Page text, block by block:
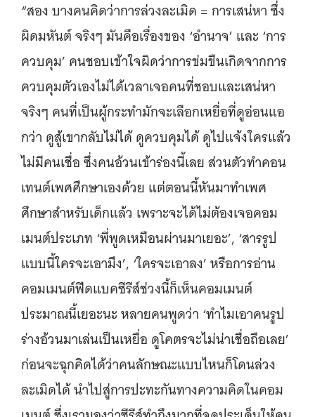
“สอง บางคนคิดว่าการล่วงละเมิด = การเสน่หา ซึ่ง
ผิดมหันต์ จริงๆ มันคือเรื่องของ ‘อำนาจ’ และ ‘การ
ควบคุม’ คนชอบเข้าใจผิดว่าการข่มขืนเกิดจากการ
ควบคุมตัวเองไม่ได้เวลาเจอคนที่ชอบและเสน่หา
จริงๆ คนที่เป็นผู้กระทำมักจะเลือกเหยื่อที่ดูอ่อนแอ
กว่า ดูสู้เขากลับไม่ได้ ดูควบคุมได้ ดูไปแจ้งใครแล้ว
ไม่มีคนเชื่อ ซึ่งคนอ้วนเข้าร่องนี้เลย ส่วนตัวทำคอน
เทนต์เพศศึกษาเองด้วย แต่ตอนนี้หันมาทำเพศ
ศึกษาสำหรับเด็กแล้ว เพราะจะได้ไม่ต้องเจอคอม
เมนต์ประเภท ‘พี่พูดเหมือนผ่านมาเยอะ’, ‘สารรูป
แบบนี้ใครจะเอามึง’, ‘ใครจะเอาลง’ หรือการอ่าน
คอมเมนต์ฟีดแบคซีรีส์ช่วงนี้ก็เห็นคอมเมนต์
ประมาณนี้เยอะนะ หลายคนพูดว่า ‘ทำไมเอาคนรูป
ร่างอ้วนมาเล่นเป็นเหยื่อ ดูโคตรจะไม่น่าเชื่อถือเลย’
ก่อนจะฉุกคิดได้ว่าคนลักษณะแบบไหนก็โดนล่วง
ละเมิดได้ นำไปสู่การปะทะกันทางความคิดในคอม